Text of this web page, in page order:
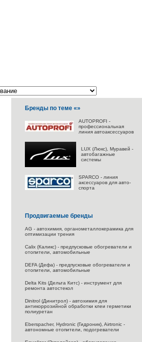
Бренды по теме «»
AUTOPROFI -
профессиональная
линия автоаксессуаров
LUX (Люкс), Муравей -
автобагажные
системы
SPARCO - линия
аксессуаров для авто-
спорта
Продвигаемые бренды
AG - автохимия, органометаллокерамика для
оптимизации трения
Calix (Каликс) - предпусковые обогреватели и
отопители, автомобильные
DEFA (Дефа) - предпусковые обогреватели и
отопители, автомобильные
Delta Kits (Дельта Китс) - инструмент для
ремонта автостекол
Dinitrol (Динитрол) - автохимия для
антикоррозийной обработки клеи герметики
полиуретан
Eberspacher, Hydronic (Гидроник), Airtronic -
автономные отопители, подогреватели